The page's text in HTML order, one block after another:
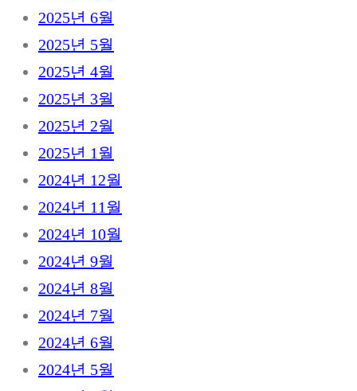
2025년 6월
2025년 5월
2025년 4월
2025년 3월
2025년 2월
2025년 1월
2024년 12월
2024년 11월
2024년 10월
2024년 9월
2024년 8월
2024년 7월
2024년 6월
2024년 5월